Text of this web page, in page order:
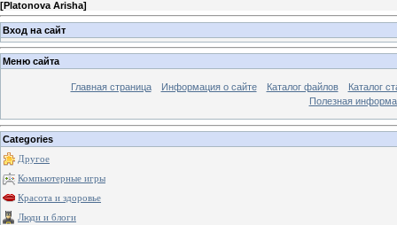
[Platonova Arisha]
Вход на сайт
Меню сайта
Главная страница Информация о сайте Каталог файлов
Каталог
Полезная
Categories
Другое
Компьютерные игры
Красота и здоровье
Люди и блоги